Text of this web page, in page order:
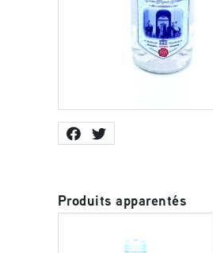
Produits apparentés